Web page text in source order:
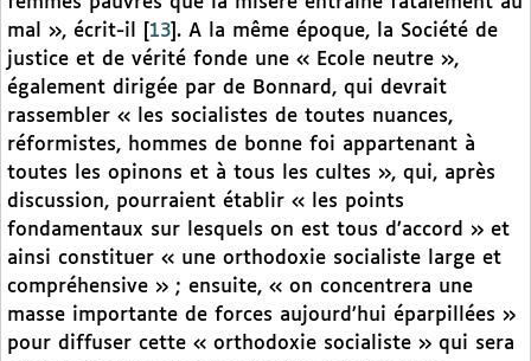
mal », écrit-il
13 . A la même époque, la Société de
justice et de vérité fonde une « Ecole neutre »,
également dirigée par de Bonnard, qui devrait
rassembler « les socialistes de toutes nuances,
réformistes, hommes de bonne foi appartenant à
toutes les opinons et à tous les cultes », qui, après
discussion, pourraient établir « les points
fondamentaux sur lesquels on est tous d’accord » et
ainsi constituer « une orthodoxie socialiste large et
compréhensive » ; ensuite, « on concentrera une
masse importante de forces aujourd’hui éparpillées »
pour diffuser cette « orthodoxie socialiste » qui sera